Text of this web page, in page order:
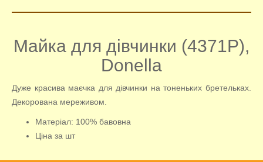
Майка для дівчинки (4371P),
Donella
Дуже красива маєчка для дівчинки на тоненьких бретельках.
Декорована мереживом.
Матеріал: 100% бавовна
Ціна за шт